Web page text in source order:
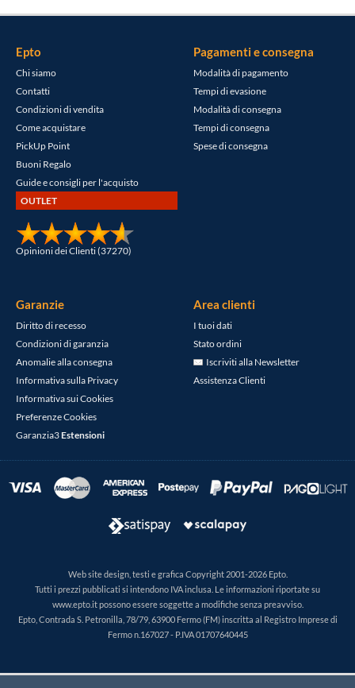
Epto
Chi siamo
Contatti
Condizioni di vendita
Come acquistare
PickUp Point
Buoni Regalo
Guide e consigli per l'acquisto
OUTLET
Opinioni dei Clienti (37270)
Pagamenti e consegna
Modalità di pagamento
Tempi di evasione
Modalità di consegna
Tempi di consegna
Spese di consegna
Garanzie
Diritto di recesso
Condizioni di garanzia
Anomalie alla consegna
Informativa sulla Privacy
Informativa sui Cookies
Preferenze Cookies
Garanzia3Estensioni
Area clienti
I tuoi dati
Stato ordini
Iscriviti alla Newsletter
Assistenza Clienti
Web site design, testi e grafica Copyright 2001-2026 Epto.
Tutti i prezzi pubblicati si intendono IVA inclusa. Le informazioni riportate su
www.epto.it possono essere soggette a modifiche senza preavviso.
Epto, Contrada S. Petronilla, 78/79, 63900 Fermo (FM) inscritta al Registro Imprese di
Fermo n.167027 - P.IVA 01707640445